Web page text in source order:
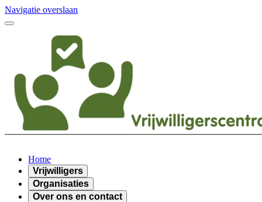
Navigatie overslaan
Home
Vrijwilligers
Organisaties
Over ons en contact